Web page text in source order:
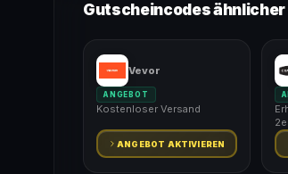
Gutscheincodes ähnlicher
Vevor
ANGEBOT
Kostenloser Versand
ANGEBOT AKTIVIEREN